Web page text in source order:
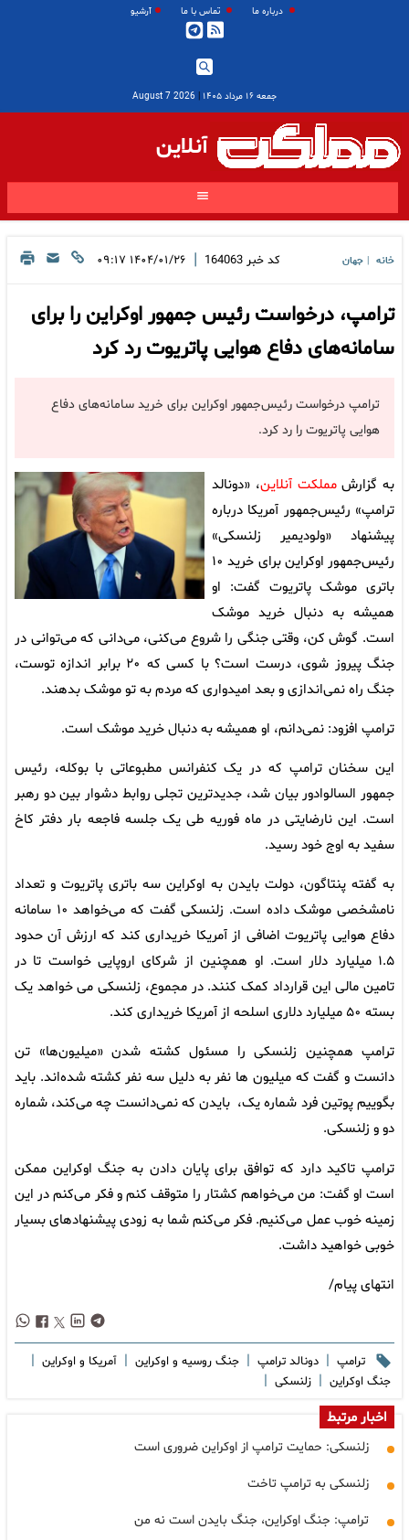
درباره ما تماس با ما آرشیو
جمعه ۱۶ مرداد ۱۴۰۵ |
2026 August 7
آنلاین
خانه جهان کد خبر 164063
| ۱۴۰۴/۰۱/۲۶ ۰۹:۱۷
ترامپ، درخواست رئیس جمهور اوکراین را برای
سامانه‌های دفاع هوایی پاتریوت رد کرد
ترامپ درخواست رئیس‌جمهور اوکراین برای خرید سامانه‌های دفاع
هوایی پاتریوت را رد کرد.
به گزارشمملکت آنلاین، «دونالد
ترامپ» رئیس‌جمهور آمریکا درباره
پیشنهاد «ولودیمیر زلنسکی»
رئیس‌جمهور اوکراین برای خرید ۱۰
باتری موشک پاتریوت گفت: او
همیشه به دنبال خرید موشک
است. گوش کن، وقتی جنگی را شروع می‌کنی، می‌دانی که می‌توانی در
جنگ پیروز شوی، درست است؟ با کسی که ۲۰ برابر اندازه توست،
جنگ راه نمی‌اندازی و بعد امیدواری که مردم به تو موشک بدهند.
ترامپ افزود: نمی‌دانم، او همیشه به دنبال خرید موشک است.
این سخنان ترامپ که در یک کنفرانس مطبوعاتی با بوکله، رئیس
جمهور السالوادور بیان شد، جدیدترین تجلی روابط دشوار بین دو رهبر
است. این نارضایتی در ماه فوریه طی یک جلسه فاجعه بار دفتر کاخ
سفید به اوج خود رسید.
به گفته پنتاگون، دولت بایدن به اوکراین سه باتری پاتریوت و تعداد
نامشخصی موشک داده است. زلنسکی گفت که می‌خواهد ۱۰ سامانه
دفاع هوایی پاتریوت اضافی از آمریکا خریداری کند که ارزش آن حدود
۱.۵ میلیارد دلار است. او همچنین از شرکای اروپایی خواست تا در
تامین مالی این قرارداد کمک کنند. در مجموع، زلنسکی می خواهد یک
بسته ۵۰ میلیارد دلاری اسلحه از آمریکا خریداری کند.
ترامپ همچنین زلنسکی را مسئول کشته شدن «میلیون‌ها» تن
دانست و گفت که میلیون ها نفر به دلیل سه نفر کشته شده‌اند. باید
بگوییم پوتین فرد شماره یک، بایدن که نمی‌دانست چه می‌کند، شماره
دو و زلنسکی.
ترامپ تاکید دارد که توافق برای پایان دادن به جنگ اوکراین ممکن
است او گفت: من می‌خواهم کشتار را متوقف کنم و فکر می‌کنم در این
زمینه خوب عمل می‌کنیم. فکر می‌کنم شما به زودی پیشنهادهای بسیار
خوبی خواهید داشت.
انتهای پیام/
ترامپ | دونالد ترامپ | جنگ روسیه و اوکراین | آمریکا و اوکراین |
جنگ اوکراین | زلنسکی |
اخبار مرتبط
زلنسکی: حمایت ترامپ از اوکراین ضروری است
زلنسکی به ترامپ تاخت
ترامپ: جنگ اوکراین، جنگ بایدن است نه من